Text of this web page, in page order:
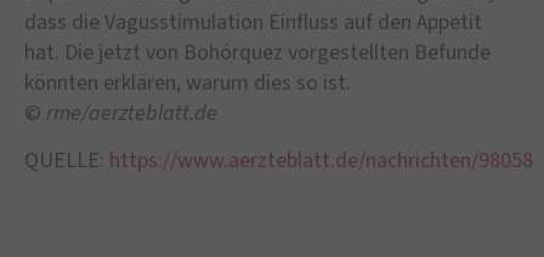
dass die Vagusstimulation Einfluss auf den Appetit
hat. Die jetzt von Bohórquez vorgestellten Befunde
könnten erklären, warum dies so ist.
© rme/aerzteblatt.de
QUELLE: https://www.aerzteblatt.de/nachrichten/98058